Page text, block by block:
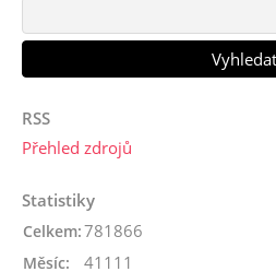
RSS
Přehled zdrojů
Statistiky
Celkem:781866
Měsíc: 41111